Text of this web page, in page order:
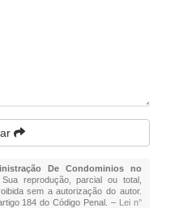
De Condominios no
reprodução, parcial ou total,
sem a autorização do autor.
184 do Código Penal. – Lei n°